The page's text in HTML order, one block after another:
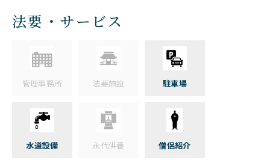
法要・サービス
管理事務所 法要施設 駐車場
水道設備 永代供養 僧侶紹介